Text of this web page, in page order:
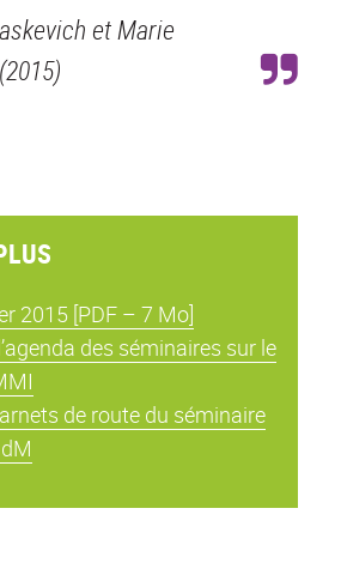
et Marie
2015 [PDF – 7 Mo]
des séminaires sur le
de route du séminaire